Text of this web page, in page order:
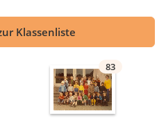
Klassenliste
83